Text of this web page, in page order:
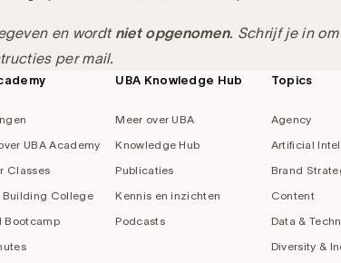
en wordt niet opgenomen. Schrijf je in om
per mail.
UBA Academy
Classes
Building College
Bootcamp
UBA Knowledge Hub
Meer over UBA
Knowledge Hub
Publicaties
Kennis en inzichten
Podcasts
Topics
Agency
Artificial
Brand
Content
Data &
Diversity &